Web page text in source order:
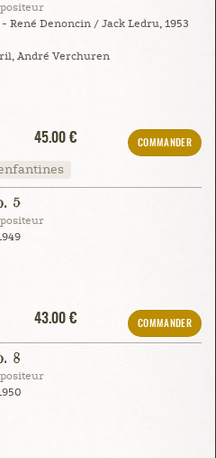
René Denoncin / Jack Ledru, 1953
André Verchuren
45.00 €
COMMANDER
5
43.00 €
COMMANDER
8